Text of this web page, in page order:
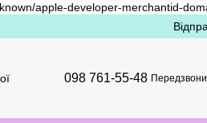
apple-developer-merchantid-
098 761-55-48